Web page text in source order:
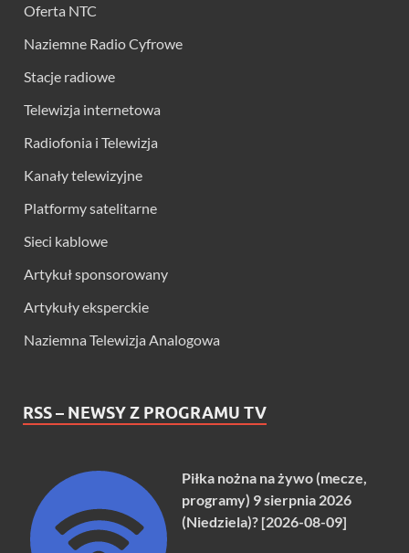
Oferta NTC
Naziemne Radio Cyfrowe
Stacje radiowe
Telewizja internetowa
Radiofonia i Telewizja
Kanały telewizyjne
Platformy satelitarne
Sieci kablowe
Artykuł sponsorowany
Artykuły eksperckie
Naziemna Telewizja Analogowa
RSS – NEWSY Z PROGRAMU TV
Piłka nożna na żywo (mecze,
programy) 9 sierpnia 2026
(Niedziela)? [2026-08-09]